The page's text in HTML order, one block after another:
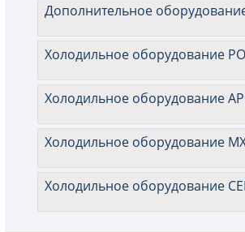
Дополнительное
Холодильное оборудование
Холодильное оборудование
Холодильное оборудование
Холодильное оборудование